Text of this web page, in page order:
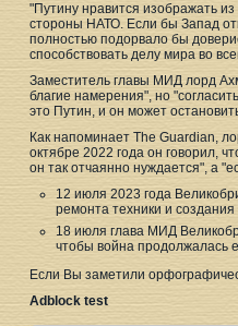
"Путину нравится изображать
стороны НАТО. Если бы Запад
полностью подорвало бы
способствовать делу мира во
Заместитель главы МИД лорд
благие намерения", но
это Путин, и он может
Как напоминает The Guardian,
октябре 2022 года он говорил,
он так отчаянно нуждается", а
12 июля 2023 года
ремонта техники и
18 июля глава МИД
чтобы война продолжалась
Если Вы заметили
Adblock test